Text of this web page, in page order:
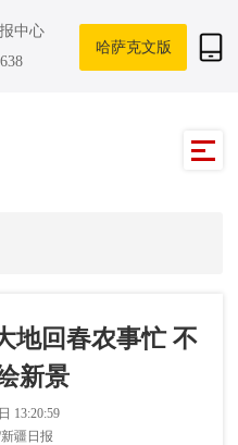
中心
哈萨克文版
地回春农事忙 不
新景
13:20:59
疆日报